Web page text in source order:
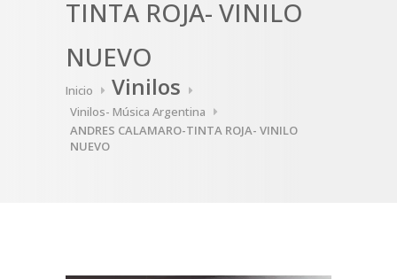
TINTA ROJA- VINILO
NUEVO
Inicio Vinilos
Vinilos- Música Argentina
ANDRES CALAMARO-TINTA ROJA- VINILO
NUEVO